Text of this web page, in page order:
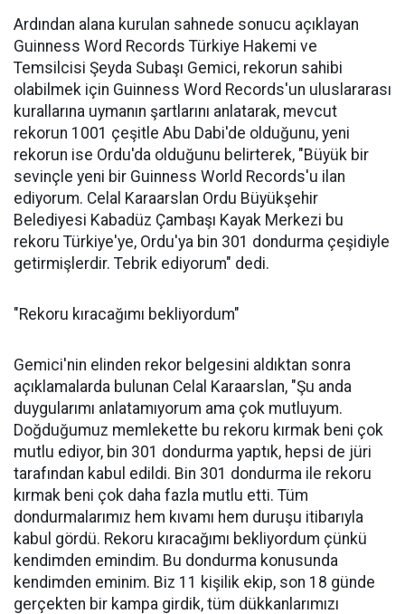
Ardından alana kurulan sahnede sonucu açıklayan
Guinness Word Records Türkiye Hakemi ve
Temsilcisi Şeyda Subaşı Gemici, rekorun sahibi
olabilmek için Guinness Word Records'un uluslararası
kurallarına uymanın şartlarını anlatarak, mevcut
rekorun 1001 çeşitle Abu Dabi'de olduğunu, yeni
rekorun ise Ordu'da olduğunu belirterek, "Büyük bir
sevinçle yeni bir Guinness World Records'u ilan
ediyorum. Celal Karaarslan Ordu Büyükşehir
Belediyesi Kabadüz Çambaşı Kayak Merkezi bu
rekoru Türkiye'ye, Ordu'ya bin 301 dondurma çeşidiyle
getirmişlerdir. Tebrik ediyorum" dedi.
"Rekoru kıracağımı bekliyordum"
Gemici'nin elinden rekor belgesini aldıktan sonra
açıklamalarda bulunan Celal Karaarslan, "Şu anda
duygularımı anlatamıyorum ama çok mutluyum.
Doğduğumuz memlekette bu rekoru kırmak beni çok
mutlu ediyor, bin 301 dondurma yaptık, hepsi de jüri
tarafından kabul edildi. Bin 301 dondurma ile rekoru
kırmak beni çok daha fazla mutlu etti. Tüm
dondurmalarımız hem kıvamı hem duruşu itibarıyla
kabul gördü. Rekoru kıracağımı bekliyordum çünkü
kendimden emindim. Bu dondurma konusunda
kendimden eminim. Biz 11 kişilik ekip, son 18 günde
gerçekten bir kampa girdik, tüm dükkanlarımızı